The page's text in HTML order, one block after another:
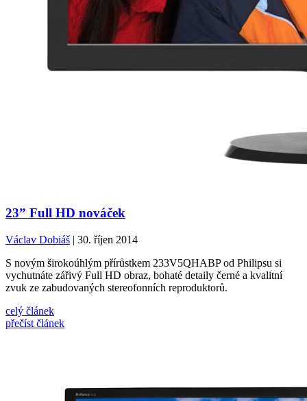
23” Full HD nováček
Václav Dobiáš | 30. říjen 2014
S novým širokoúhlým přírůstkem 233V5QHABP od Philipsu si
vychutnáte zářivý Full HD obraz, bohaté detaily černé a kvalitní
zvuk ze zabudovaných stereofonních reproduktorů.
celý článek
přečíst článek